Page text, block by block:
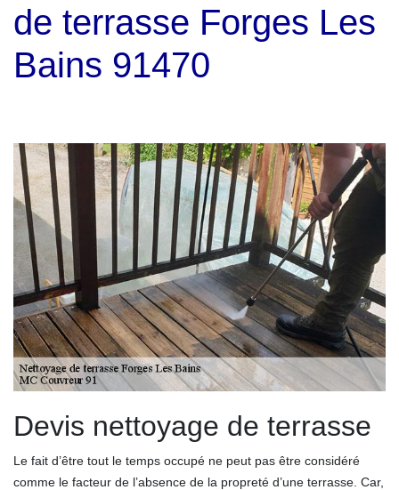
de terrasse Forges Les
Bains 91470
Devis nettoyage de terrasse
Le fait d’être tout le temps occupé ne peut pas être considéré
comme le facteur de l’absence de la propreté d’une terrasse. Car,